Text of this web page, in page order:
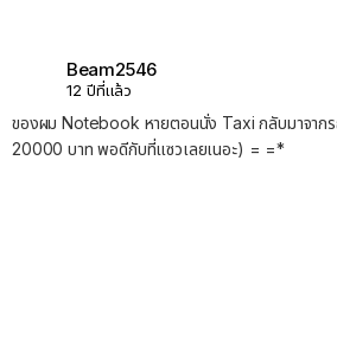
Beam2546
12 ปีที่แล้ว
ของผม Notebook หายตอนนั่ง Taxi กลับมาจากร
20000 บาท พอดีกับที่แซวเลยเนอะ) = =*